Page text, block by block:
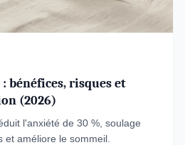
bénéfices, risques et
(2026)
l'anxiété de 30 %, soulage
et améliore le sommeil.